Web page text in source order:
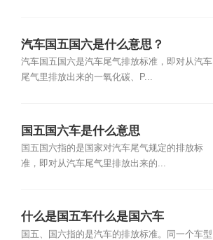
汽车国五国六是什么意思？
汽车国五国六是汽车尾气排放标准，即对从汽车
尾气里排放出来的一氧化碳、P...
国五国六车是什么意思
国五国六指的是国家对汽车尾气规定的排放标
准，即对从汽车尾气里排放出来的...
什么是国五车什么是国六车
国五、国六指的是汽车的排放标准。同一个车型